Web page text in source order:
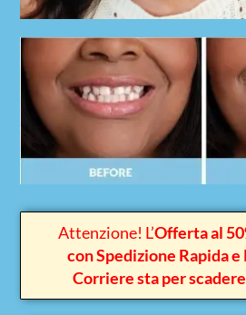
Attenzione! L’Offerta al
con Spedizione Rapida e
Corriere sta per scadere